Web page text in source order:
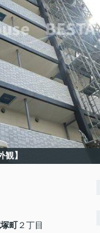
観】
町２丁目